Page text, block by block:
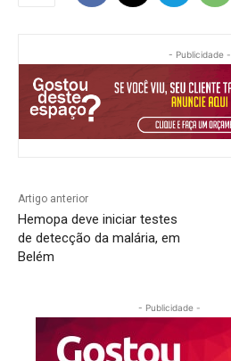
- Publicidade -
Artigo anterior
Hemopa deve iniciar testes
de detecção da malária, em
Belém
- Publicidade -